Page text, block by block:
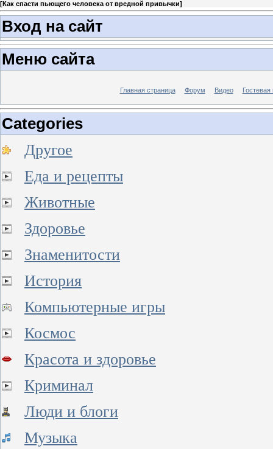
[Как спасти пьющего человека от вредной привычки]
Вход на сайт
Меню сайта
Главная страница Форум Видео Гостевая
Categories
Другое
Еда и рецепты
Животные
Здоровье
Знаменитости
История
Компьютерные игры
Космос
Красота и здоровье
Криминал
Люди и блоги
Музыка